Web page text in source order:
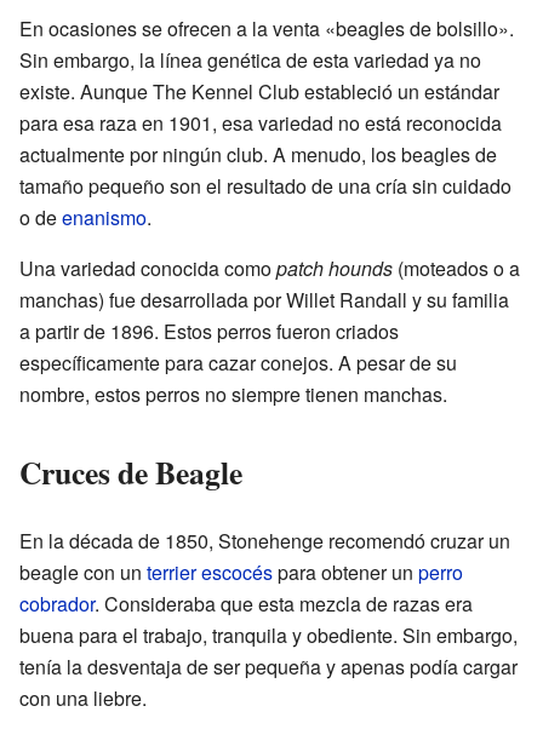
En ocasiones se ofrecen a la venta «beagles de bolsillo».
Sin embargo, la línea genética de esta variedad ya no
existe. Aunque The Kennel Club estableció un estándar
para esa raza en 1901, esa variedad no está reconocida
actualmente por ningún club. A menudo, los beagles de
tamaño pequeño son el resultado de una cría sin cuidado
o deenanismo.
Una variedad conocida comopatch hounds (moteados o a
manchas) fue desarrollada por Willet Randall y su familia
a partir de 1896. Estos perros fueron criados
específicamente para cazar conejos. A pesar de su
nombre, estos perros no siempre tienen manchas.
Cruces de Beagle
En la década de 1850, Stonehenge recomendó cruzar un
beagle con un terrier escocéspara obtener un perro
cobrador. Consideraba que esta mezcla de razas era
buena para el trabajo, tranquila y obediente. Sin embargo,
tenía la desventaja de ser pequeña y apenas podía cargar
con una liebre.